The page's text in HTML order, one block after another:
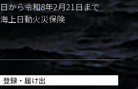
から令和8年2月21日まで
上日動火災保険
登録・届け出